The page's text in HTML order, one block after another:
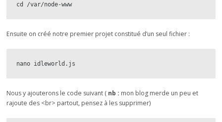
cd /var/node-www
Ensuite on créé notre premier projet constitué d’un seul fichier :
nano idleworld.js
Nous y ajouterons le code suivant ( nb : mon blog merde un peu et
rajoute des <br> partout, pensez à les supprimer)